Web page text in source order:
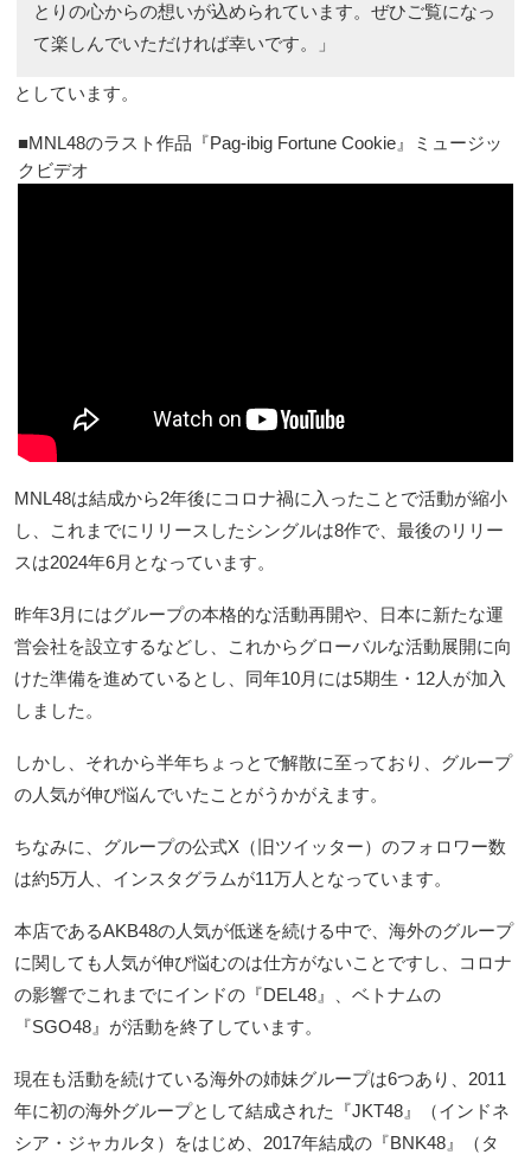
とりの心からの想いが込められています。ぜひご覧になっ
て楽しんでいただければ幸いです。」
としています。
MNL48のラスト作品『Pag-ibig Fortune Cookie』ミュージッ
クビデオ
MNL48は結成から2年後にコロナ禍に入ったことで活動が縮小
し、これまでにリリースしたシングルは8作で、最後のリリー
スは2024年6月となっています。
昨年3月にはグループの本格的な活動再開や、日本に新たな運
営会社を設立するなどし、これからグローバルな活動展開に向
けた準備を進めているとし、同年10月には5期生・12人が加入
しました。
しかし、それから半年ちょっとで解散に至っており、グループ
の人気が伸び悩んでいたことがうかがえます。
ちなみに、グループの公式X（旧ツイッター）のフォロワー数
は約5万人、インスタグラムが11万人となっています。
本店であるAKB48の人気が低迷を続ける中で、海外のグループ
に関しても人気が伸び悩むのは仕方がないことですし、コロナ
の影響でこれまでにインドの『DEL48』、ベトナムの
『SGO48』が活動を終了しています。
現在も活動を続けている海外の姉妹グループは6つあり、2011
年に初の海外グループとして結成された『JKT48』（インドネ
シア・ジャカルタ）をはじめ、2017年結成の『BNK48』（タ